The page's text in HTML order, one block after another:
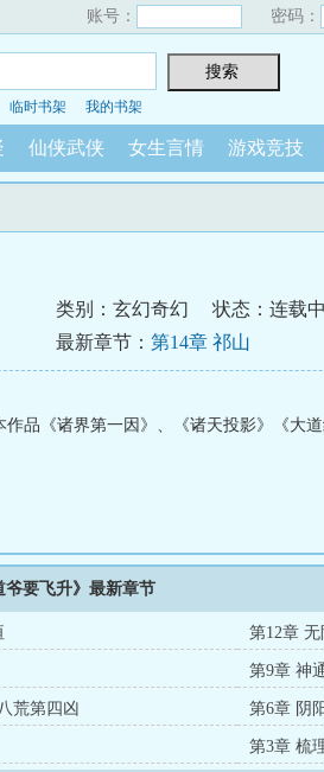
账号： 密码：
临时书架 我的书架
仙侠武侠 女生言情 游戏竞技
类别：玄幻奇幻
状态：连载中
最新章节： 第14章 祁山
品《诸界第一因》、《诸天投影》《大
爷要飞升》最新章节
第12章
第9章 神
荒第四凶 第6章 阴
第3章 梳